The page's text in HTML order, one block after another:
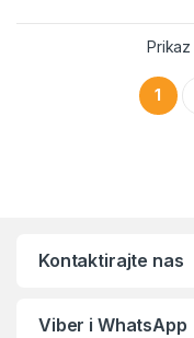
Prikaz
1
Kontaktirajte nas
Viber i WhatsApp